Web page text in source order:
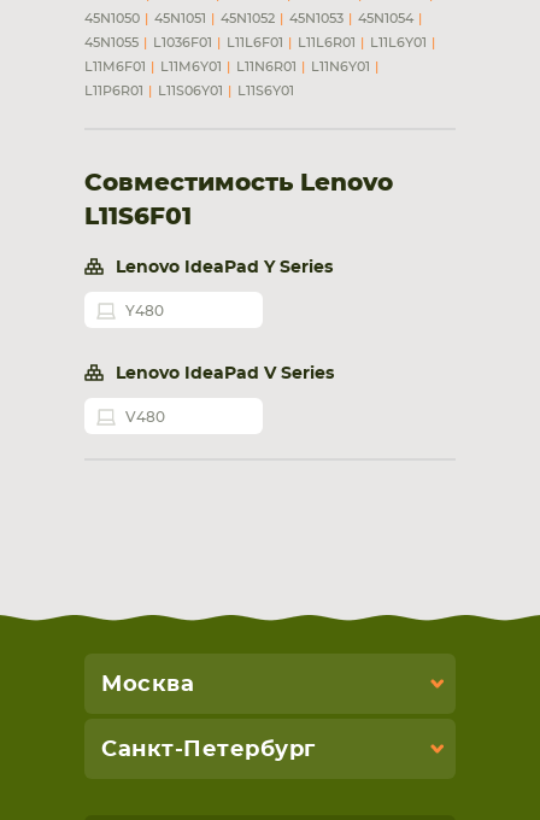
45N1050
45N1051 45N1052 45N1053
45N1054
45N1055
L1036F01 L11L6F01 L11L6R01
L11L6Y01
L11M6F01
L11M6Y01 L11N6R01
L11N6Y01
L11P6R01
L11S06Y01 L11S6Y01
Совместимость Lenovo
L11S6F01
Lenovo IdeaPad Y Series
Y480
Lenovo IdeaPad V Series
V480
Москва
Санкт-Петербург